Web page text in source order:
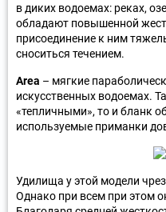
в диких водоемах: реках,
обладают повышенной
присоединение к ним
сноситься течением.
Area – мягкие
искусственных водоемах.
«тепличными», то и бланк
используемые приманки
Удилища у этой модели
Однако при всем при этом